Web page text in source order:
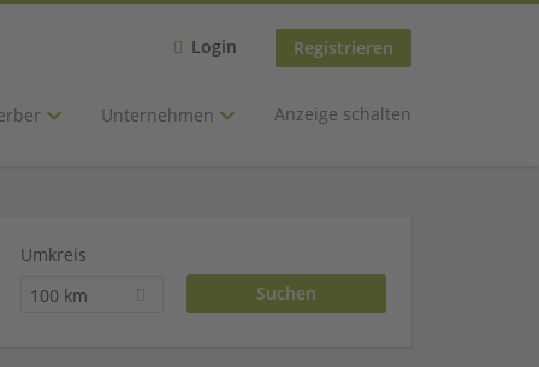
Login Registrieren
Unternehmen Anzeige schalten
Umkreis
100 km